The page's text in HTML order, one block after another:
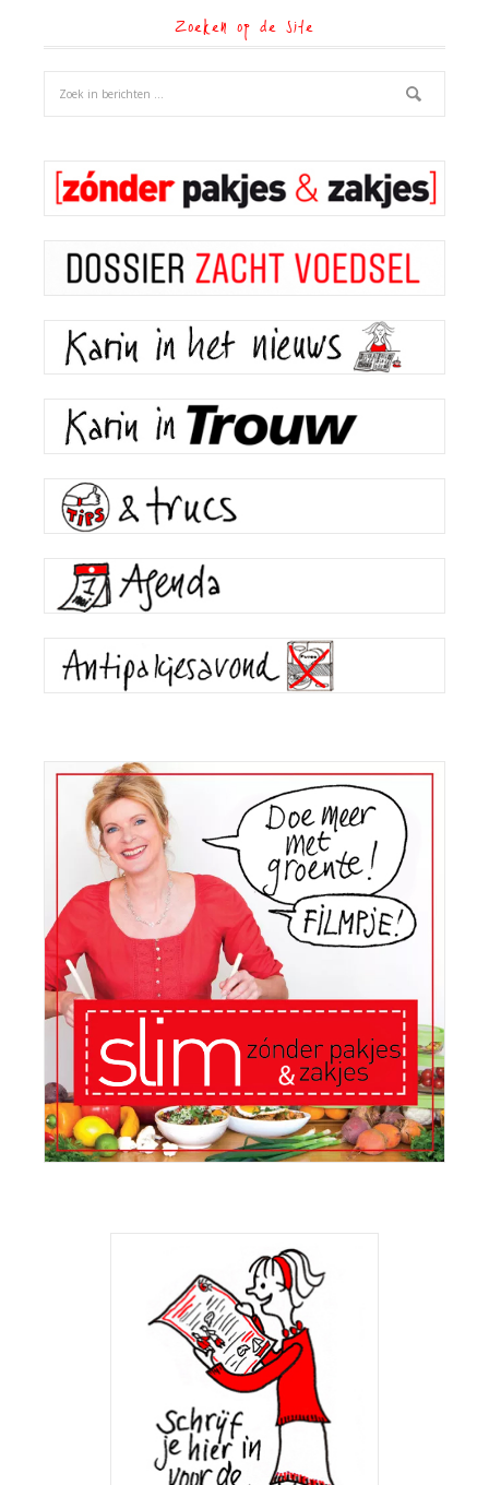
Zoeken op de site